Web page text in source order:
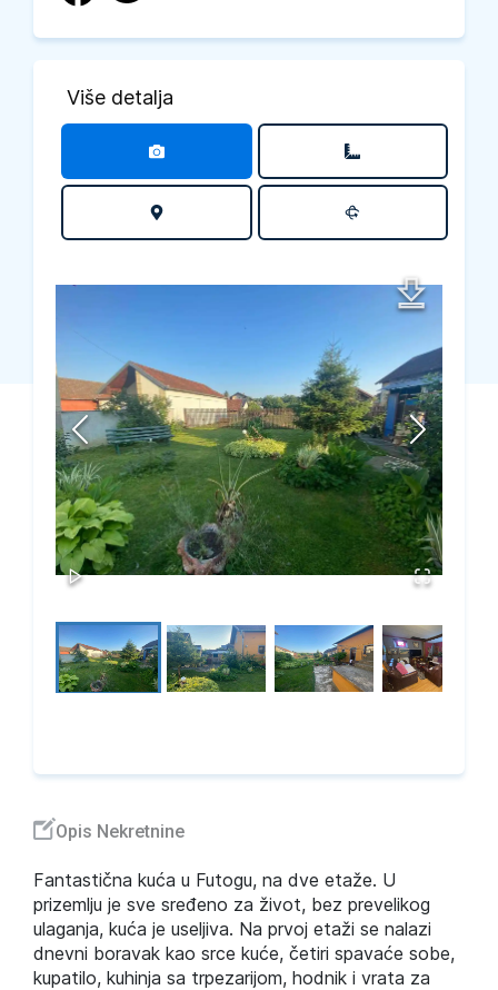
Više detalja
Opis Nekretnine
Fantastična kuća u Futogu, na dve etaže. U
prizemlju je sve sređeno za život, bez prevelikog
ulaganja, kuća je useljiva. Na prvoj etaži se nalazi
dnevni boravak kao srce kuće, četiri spavaće sobe,
kupatilo, kuhinja sa trpezarijom, hodnik i vrata za